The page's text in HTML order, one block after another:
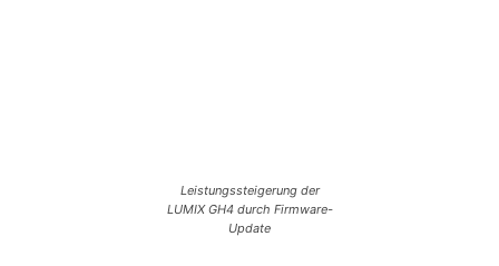
Leistungssteigerung der
LUMIX GH4 durch Firmware-
Update